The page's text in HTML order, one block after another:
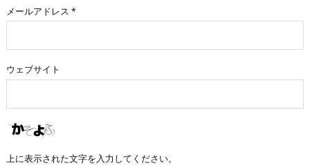
メールアドレス *
ウェブサイト
上に表示された文字を入力してください。